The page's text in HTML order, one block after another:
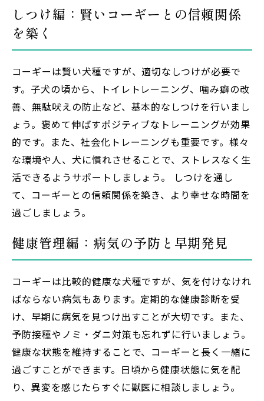
しつけ編：賢いコーギーとの信頼関係
を築く
コーギーは賢い犬種ですが、適切なしつけが必要で
す。子犬の頃から、トイレトレーニング、噛み癖の改
善、無駄吠えの防止など、基本的なしつけを行いまし
ょう。褒めて伸ばすポジティブなトレーニングが効果
的です。また、社会化トレーニングも重要です。様々
な環境や人、犬に慣れさせることで、ストレスなく生
活できるようサポートしましょう。 しつけを通し
て、コーギーとの信頼関係を築き、より幸せな時間を
過ごしましょう。
健康管理編：病気の予防と早期発見
コーギーは比較的健康な犬種ですが、気を付けなけれ
ばならない病気もあります。定期的な健康診断を受
け、早期に病気を見つけ出すことが大切です。また、
予防接種やノミ・ダニ対策も忘れずに行いましょう。
健康な状態を維持することで、コーギーと長く一緒に
過ごすことができます。日頃から健康状態に気を配
り、異変を感じたらすぐに獣医に相談しましょう。